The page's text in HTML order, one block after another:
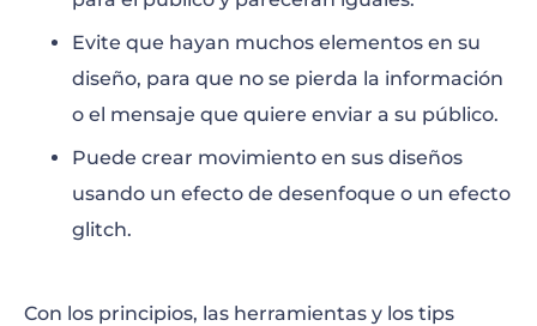
Evite que hayan muchos elementos en su
diseño, para que no se pierda la información
o el mensaje que quiere enviar a su público.
Puede crear movimiento en sus diseños
usando un efecto de desenfoque o un efecto
glitch.
Con los principios, las herramientas y los tips